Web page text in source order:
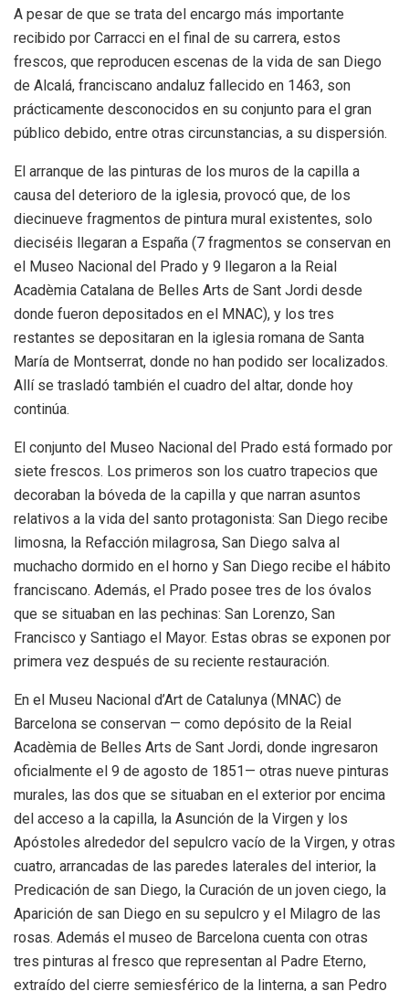
A pesar de que se trata del encargo más importante
recibido por Carracci en el final de su carrera, estos
frescos, que reproducen escenas de la vida de san Diego
de Alcalá, franciscano andaluz fallecido en 1463, son
prácticamente desconocidos en su conjunto para el gran
público debido, entre otras circunstancias, a su dispersión.
El arranque de las pinturas de los muros de la capilla a
causa del deterioro de la iglesia, provocó que, de los
diecinueve fragmentos de pintura mural existentes, solo
dieciséis llegaran a España (7 fragmentos se conservan en
el Museo Nacional del Prado y 9 llegaron a la Reial
Acadèmia Catalana de Belles Arts de Sant Jordi desde
donde fueron depositados en el MNAC), y los tres
restantes se depositaran en la iglesia romana de Santa
María de Montserrat, donde no han podido ser localizados.
Allí se trasladó también el cuadro del altar, donde hoy
continúa.
El conjunto del Museo Nacional del Prado está formado por
siete frescos. Los primeros son los cuatro trapecios que
decoraban la bóveda de la capilla y que narran asuntos
relativos a la vida del santo protagonista: San Diego recibe
limosna, la Refacción milagrosa, San Diego salva al
muchacho dormido en el horno y San Diego recibe el hábito
franciscano. Además, el Prado posee tres de los óvalos
que se situaban en las pechinas: San Lorenzo, San
Francisco y Santiago el Mayor. Estas obras se exponen por
primera vez después de su reciente restauración.
En el Museu Nacional d’Art de Catalunya (MNAC) de
Barcelona se conservan — como depósito de la Reial
Acadèmia de Belles Arts de Sant Jordi, donde ingresaron
oficialmente el 9 de agosto de 1851— otras nueve pinturas
murales, las dos que se situaban en el exterior por encima
del acceso a la capilla, la Asunción de la Virgen y los
Apóstoles alrededor del sepulcro vacío de la Virgen, y otras
cuatro, arrancadas de las paredes laterales del interior, la
Predicación de san Diego, la Curación de un joven ciego, la
Aparición de san Diego en su sepulcro y el Milagro de las
rosas. Además el museo de Barcelona cuenta con otras
tres pinturas al fresco que representan al Padre Eterno,
extraído del cierre semiesférico de la linterna, a san Pedro